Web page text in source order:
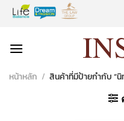
Skip
หน้าหลัก / สินค้าที่มีป้ายกำกับ “นิ